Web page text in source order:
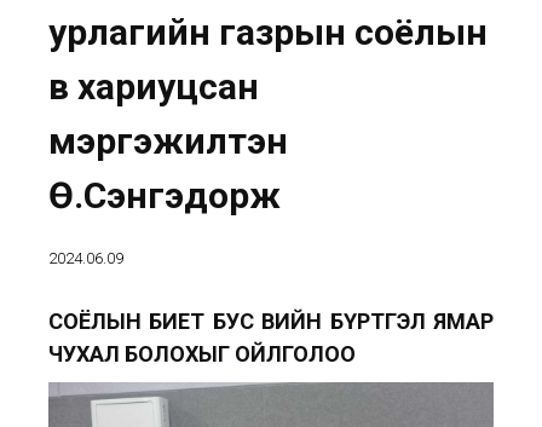
урлагийн газрын соёлын
өв хариуцсан
мэргэжилтэн
Ө.Сэнгэдорж
2024.06.09
СОЁЛЫН БИЕТ БУС ӨВИЙН БҮРТГЭЛ ЯМАР
ЧУХАЛ БОЛОХЫГ ОЙЛГОЛОО